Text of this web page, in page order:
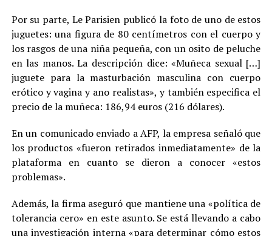
Por su parte, Le Parisien publicó la foto de uno de estos
juguetes: una figura de 80 centímetros con el cuerpo y
los rasgos de una niña pequeña, con un osito de peluche
en las manos. La descripción dice: «Muñeca sexual […]
juguete para la masturbación masculina con cuerpo
erótico y vagina y ano realistas», y también especifica el
precio de la muñeca: 186,94 euros (216 dólares).
En un comunicado enviado a AFP, la empresa señaló que
los productos «fueron retirados inmediatamente» de la
plataforma en cuanto se dieron a conocer «estos
problemas».
Además, la firma aseguró que mantiene una «política de
tolerancia cero» en este asunto. Se está llevando a cabo
una investigación interna «para determinar cómo estos